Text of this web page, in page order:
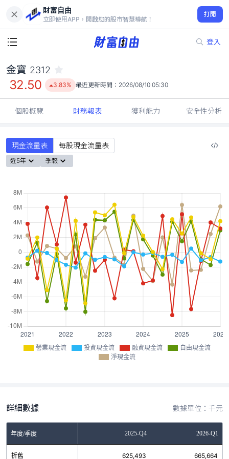
財富自由
立即使用APP，開啟您的股市智慧導航！
打開
登入
32.50
3.83%
金寶 2312
32.50 3.83% 最近更新時間： 2026/08/10 05:30
個股概覽 財務報表 獲利能力 安全性分析
現金流量表 每股現金流量表
近5年 季報
營業現金流 投資現金流 融資現金流
自由現金流
淨現金流
詳細數據 數據單位：千元
年度/季度 2025-Q4 2026-Q1
折舊 625,493 665,664